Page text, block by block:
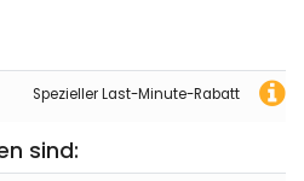
Spezieller Last-Minute-Rabatt
sind: